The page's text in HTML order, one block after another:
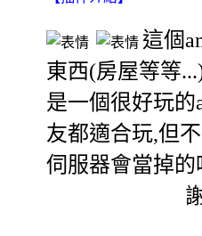
這個
東西(房屋等等
是一個很好玩的
友都適合玩,但
伺服器會當掉的
謝